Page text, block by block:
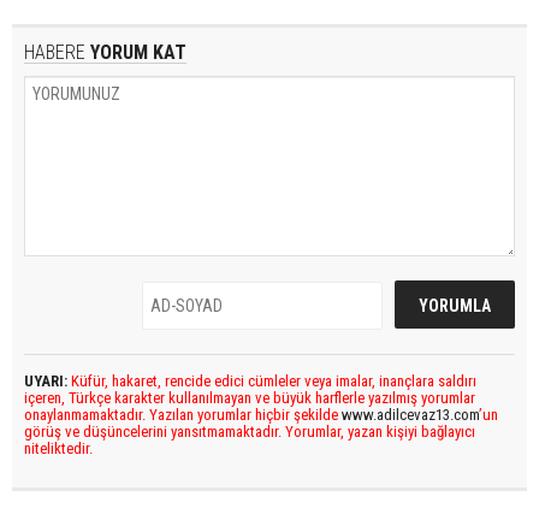
HABERE YORUM KAT
UYARI: Küfür, hakaret, rencide edici cümleler veya imalar, inançlara saldırı
içeren, Türkçe karakter kullanılmayan ve büyük harflerle yazılmış yorumlar
onaylanmamaktadır. Yazılan yorumlar hiçbir şekilde www.adilcevaz13.com’un
görüş ve düşüncelerini yansıtmamaktadır. Yorumlar, yazan kişiyi bağlayıcı
niteliktedir.